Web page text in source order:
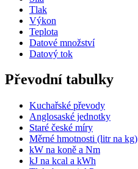
Tlak
Výkon
Teplota
Datové množství
Datový tok
Převodní tabulky
Kuchařské převody
Anglosaské jednotky
Staré české míry
Měrné hmotnosti (litr na kg)
kW na koně a Nm
kJ na kcal a kWh